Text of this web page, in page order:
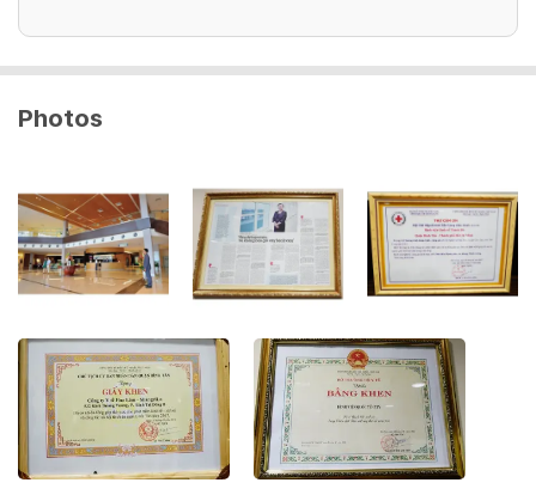
- Siêu âm tuyến giáp
- Soi tươi dịch âm đạo
Cholesterol, Triglyceride.
- HAV Ab toàn phần (EIA), HBs Ab (EIA), HBs Ag
- TSH (Thyroid stimulating hormone), Free T3, T4
- Siêu âm tim (Echocardiogram)
- Siêu âm Bụng
- Siêu âm tuyến giáp
- CT ngực - không tiêm thuốc tương phản
- Khám sản phụ khoa
- HPV định type,PCR-ELSA
- Soi tươi dịch âm đạo
- Siêu âm vú
- Máu ẩn trong phân, test nhanh
Photos